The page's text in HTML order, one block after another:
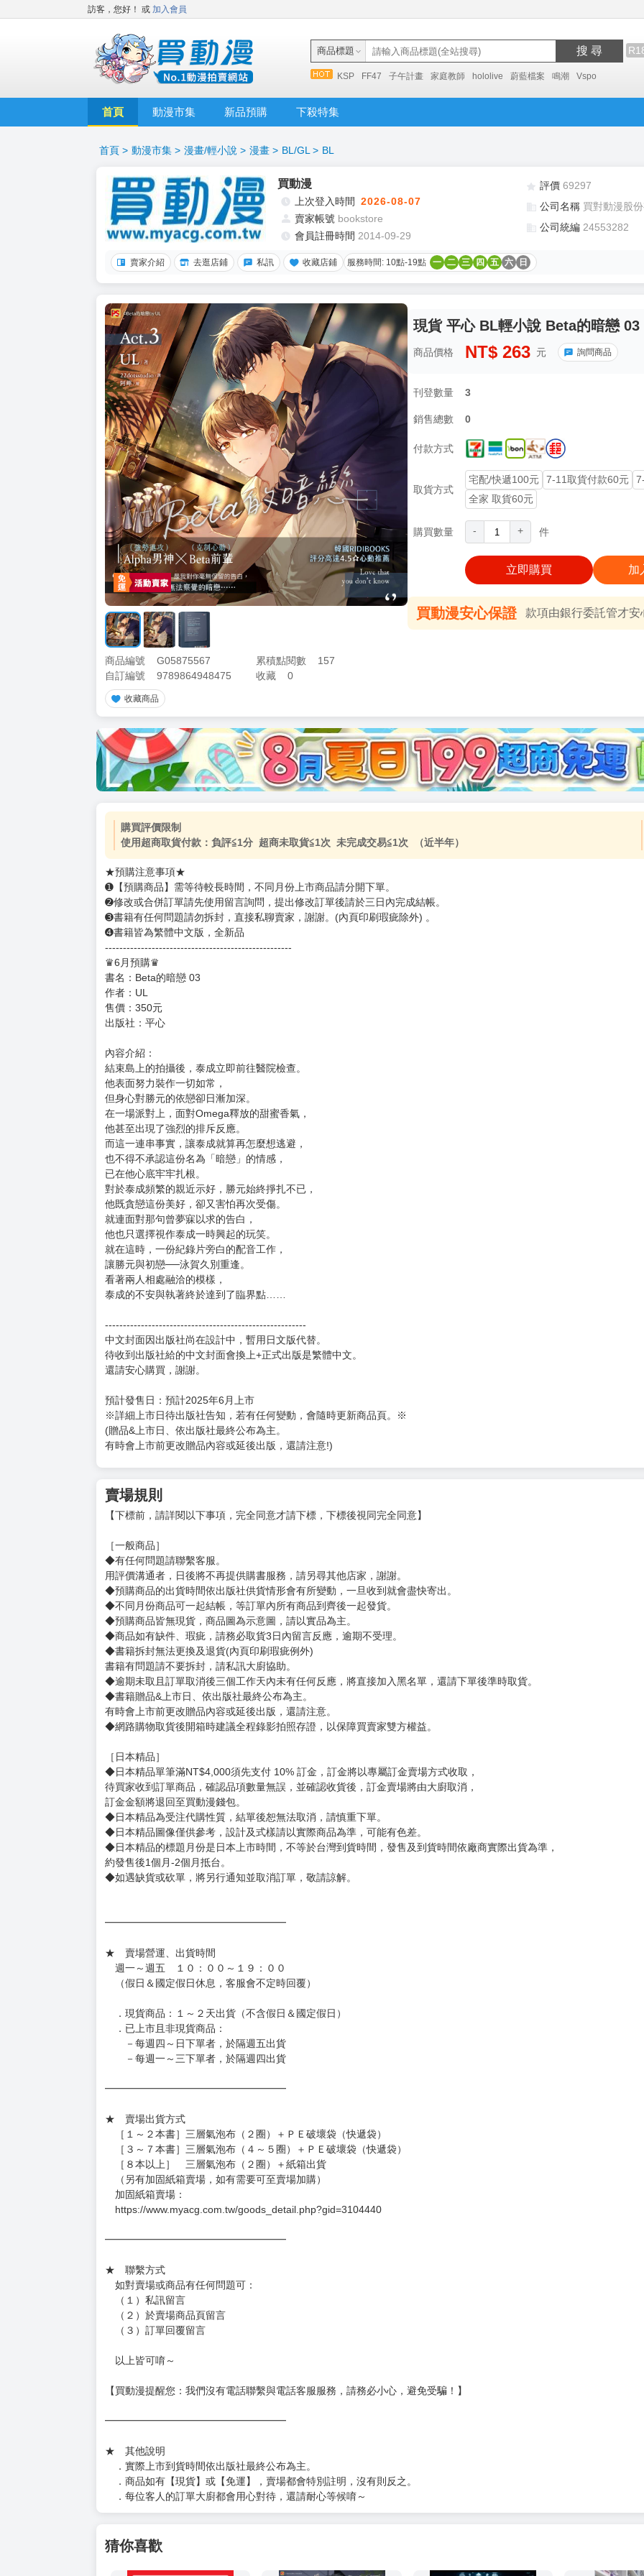
訪客，您好！ 或 加入會員
商品標題 搜 尋
KSP FF47 子午計畫 家庭教師 hololive 蔚藍檔案 鳴潮 Vspo
首頁 動漫市集 新品預購 下殺特集
首頁 > 動漫市集 > 漫畫/輕小說 > 漫畫 > BL/GL > BL
買動漫
上次登入時間 2026-08-07
賣家帳號 bookstore
會員註冊時間 2014-09-29
評價 69297
公司名稱 買對動漫股
公司統編 24553282
賣家介紹 去逛店鋪 私訊 收藏店鋪 服務時間: 10點-19點 一 二 三 四 五 六 日
商品編號 G05875567 累積點閱數
157
自訂編號
9789864948475 收藏 0
收藏商品
現貨 平心 BL輕小說 Beta的暗戀 03
商品價格 NT$ 263 元 詢問商品
刊登數量 3
銷售總數 0
付款方式
取貨方式
宅配/快遞100元 7-11取貨付款60元
全家 取貨60元
購買數量 - + 件
立即購買 加
買動漫安心保證 款項由銀行委託管才安
加價購 ( 共
(加購品) 買動漫★《$15元-加固紙箱包裝》
-
+
購買評價限制
使用超商取貨付款：負評≦1分 超商未取貨≦1次 未完成交易≦1次 （近半年）
★預購注意事項★
➋修改或合併訂單請先使用留言詢問，提出修改訂單後請於三日內完成結帳。
➌書籍有任何問題請勿拆封，直接私聊賣家，謝謝。(內頁印刷瑕疵除外) 。
➍書籍皆為繁體中文版，全新品
----------------------------------------------------
♛6月預購♛
書名：Beta的暗戀 03
作者：UL
售價：350元
出版社：平心
內容介紹：
結束島上的拍攝後，泰成立即前往醫院檢查。
他表面努力裝作一切如常，
但身心對勝元的依戀卻日漸加深。
在一場派對上，面對Omega釋放的甜蜜香氣，
他甚至出現了強烈的排斥反應。
而這一連串事實，讓泰成就算再怎麼想逃避，
對於泰成頻繁的親近示好，勝元始終掙扎不已，
他既貪戀這份美好，卻又害怕再次受傷。
就連面對那句曾夢寐以求的告白，
就在這時，一份紀錄片旁白的配音工作，
讓勝元與初戀──泳賀久別重逢。
看著兩人相處融洽的模樣，
泰成的不安與執著終於達到了臨界點……
--------------------------------------------------------
中文封面因出版社尚在設計中，暫用日文版代替。
待收到出版社給的中文封面會換上+正式出版是繁體中文。
還請安心購買，謝謝。
預計發售日：預計2025年6月上市
※詳細上市日待出版社告知，若有任何變動，會隨時更新商品頁。※
(贈品&上市日、依出版社最終公布為主。
有時會上市前更改贈品內容或延後出版，還請注意!)
賣場規則
【下標前，請詳閱以下事項，完全同意才請下標，下標後視同完全同意】
［一般商品］
◆有任何問題請聯繫客服。
用評價溝通者，日後將不再提供購書服務，請另尋其他店家，謝謝。
◆不同月份商品可一起結帳，等訂單內所有商品到齊後一起發貨。
◆預購商品皆無現貨，商品圖為示意圖，請以實品為主。
◆商品如有缺件、瑕疵，請務必取貨3日內留言反應，逾期不受理。
◆書籍拆封無法更換及退貨(內頁印刷瑕疵例外)
書籍有問題請不要拆封，請私訊大廚協助。
◆逾期未取且訂單取消後三個工作天內未有任何反應，將直接加入黑名單，還請下單後準時取貨。
◆書籍贈品&上市日、依出版社最終公布為主。
有時會上市前更改贈品內容或延後出版，還請注意。
◆網路購物取貨後開箱時建議全程錄影拍照存證，以保障買賣家雙方權益。
訂金金額將退回至買動漫錢包。
◆日本精品為受注代購性質，結單後恕無法取消，請慎重下單。
◆日本精品圖像僅供參考，設計及式樣請以實際商品為準，可能有色差。
約發售後1個月-2個月抵台。
◆如遇缺貨或砍單，將另行通知並取消訂單，敬請諒解。
週一～週五 １０：００～１９：００
（假日＆國定假日休息，客服會不定時回覆）
．現貨商品：１～２天出貨（不含假日＆國定假日）
．已上市且非現貨商品：
－每週四～日下單者，於隔週五出貨
－每週一～三下單者，於隔週四出貨
★ 賣場出貨方式
［１～２本書］三層氣泡布（２圈）＋ＰＥ破壞袋（快遞袋）
［３～７本書］三層氣泡布（４～５圈）＋ＰＥ破壞袋（快遞袋）
［８本以上］ 三層氣泡布（２圈）＋紙箱出貨
（另有加固紙箱賣場，如有需要可至賣場加購）
https://www.myacg.com.tw/goods_detail.php?gid=3104440
━━━━━━━━━━━━━━━━━━
（１）私訊留言
（２）於賣場商品頁留言
（３）訂單回覆留言
【買動漫提醒您：我們沒有電話聯繫與電話客服服務，請務必小心，避免受騙！】